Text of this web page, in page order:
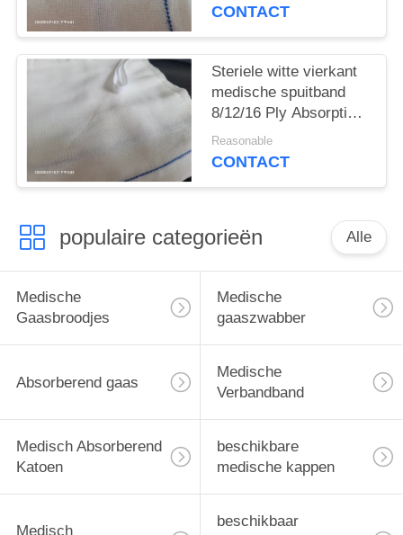
CONTACT
Steriele witte vierkant
medische spuitband
8/12/16 Ply Absorptie
100pcs/zak
Reasonable
CONTACT
populaire categorieën Alle
Medische
Gaasbroodjes
Medische
gaaszwabber
Absorberend gaas
Medische
Verbandband
Medisch Absorberend
Katoen
beschikbare
medische kappen
Medisch
beschikbaar